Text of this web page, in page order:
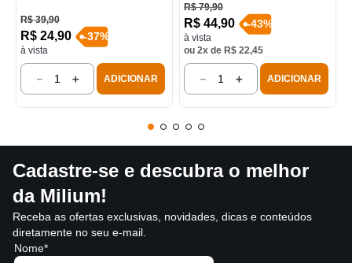
R$ 39,90
R$ 24,90
à vista
-37%
＋
－ ADICIONAR
R$ 79,90
R$ 44,90
à vista
-43%
ou 2x de R$ 22,45
＋
－ ADICIONAR
Cadastre-se e descubra o melhor
da Milium!
Receba as ofertas exclusivas, novidades, dicas e conteúdos
diretamente no seu e-mail.
Nome*